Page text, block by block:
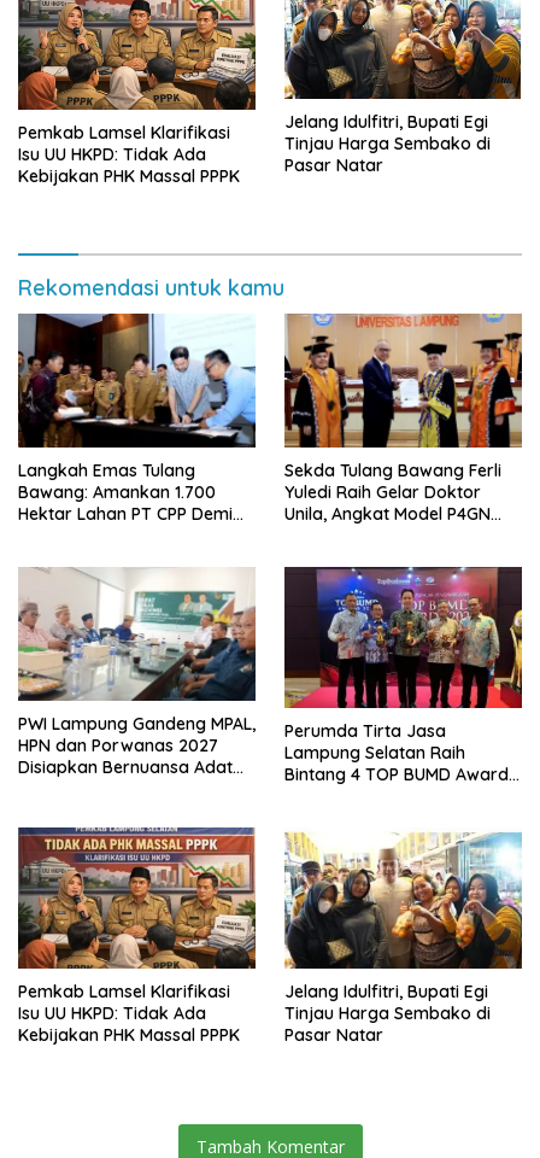
Pemkab Lamsel Klarifikasi
Isu UU HKPD: Tidak Ada
Kebijakan PHK Massal PPPK
Jelang Idulfitri, Bupati Egi
Tinjau Harga Sembako di
Pasar Natar
Rekomendasi untuk kamu
Langkah Emas Tulang
Bawang: Amankan 1.700
Hektar Lahan PT CPP Demi
Sekda Tulang Bawang Ferli
Yuledi Raih Gelar Doktor
Unila, Angkat Model P4GN
PWI Lampung Gandeng MPAL,
HPN dan Porwanas 2027
Disiapkan Bernuansa Adat
Perumda Tirta Jasa
Lampung Selatan Raih
Bintang 4 TOP BUMD Awards
Pemkab Lamsel Klarifikasi
Isu UU HKPD: Tidak Ada
Kebijakan PHK Massal PPPK
Jelang Idulfitri, Bupati Egi
Tinjau Harga Sembako di
Pasar Natar
Tambah Komentar